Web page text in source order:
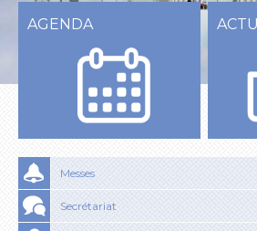
AGENDA
Messes
Secrétariat